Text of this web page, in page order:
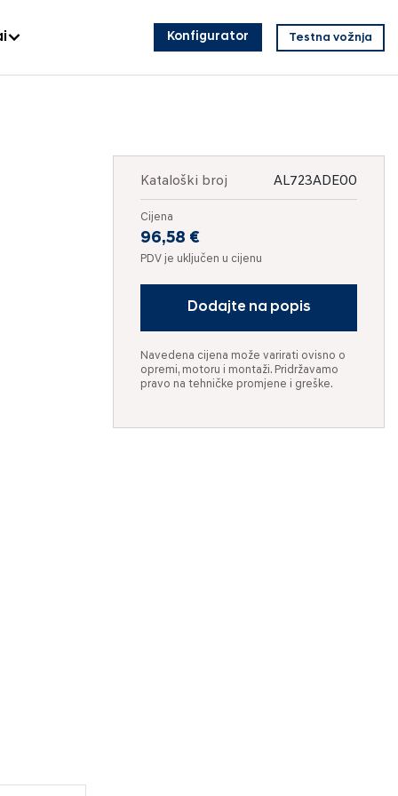
Konfigurator Testna vožnja
Kataloški broj AL723ADE00
Cijena
96,58 €
PDV je uključen u cijenu
Dodajte na popis
Navedena cijena može varirati ovisno o
opremi, motoru i montaži. Pridržavamo
pravo na tehničke promjene i greške.